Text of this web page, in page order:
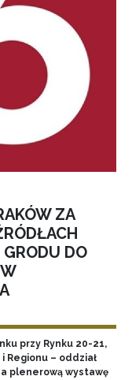
ZA
DO
przy Rynku 20-21,
Regionu – oddział
plenerową wystawę